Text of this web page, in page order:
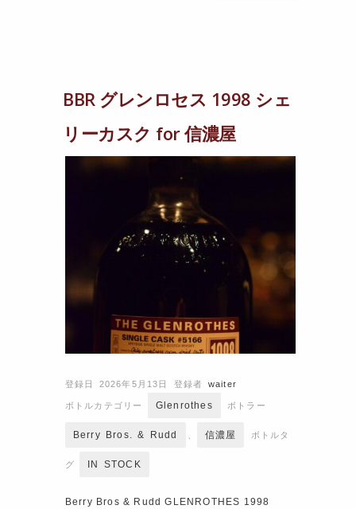
BBR グレンロセス 1998 シェ
リーカスク for 信濃屋
登録日 2026年5月13日 登録者 waiter
ボトルカテゴリー Glenrothes ボトラー
Berry Bros. & Rudd 信濃屋 ボトルタ
グ IN STOCK
Berry Bros & Rudd GLENROTHES 1998